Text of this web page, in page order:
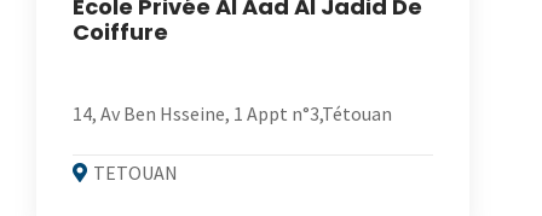
Ecole Privée Al Aad Al Jadid De
Coiffure
14, Av Ben Hsseine, 1 Appt n°3,Tétouan
TETOUAN